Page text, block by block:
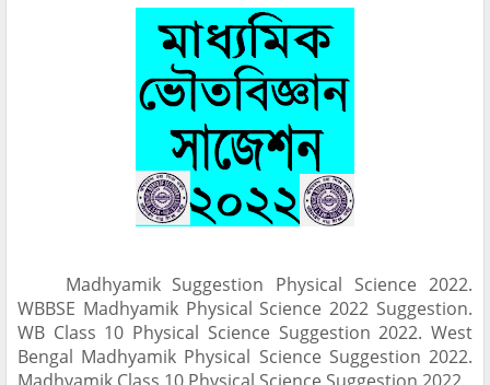
Madhyamik Suggestion Physical Science 2022.
WBBSE Madhyamik Physical Science 2022 Suggestion.
WB Class 10 Physical Science Suggestion 2022. West
Bengal Madhyamik Physical Science Suggestion 2022.